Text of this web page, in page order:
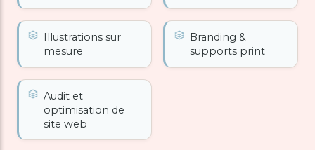
Illustrations sur
mesure
Branding &
supports print
Audit et
optimisation de
site web